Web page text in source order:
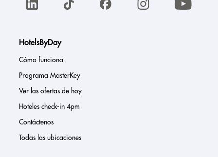
HotelsByDay
Cómo funciona
Programa MasterKey
Ver las ofertas de hoy
Hoteles check-in 4pm
Contáctenos
Todas las ubicaciones